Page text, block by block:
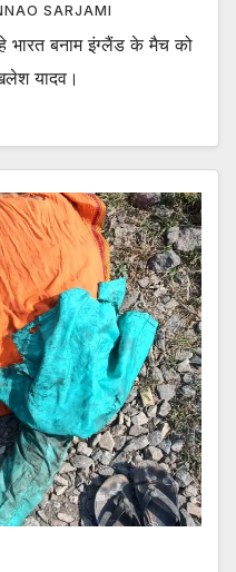
SARJAMI
बनाम इंग्लैंड के मैच को
यादव।